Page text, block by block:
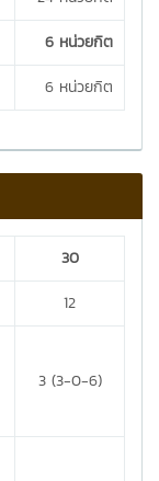
6 หน่วยกิต
6 หน่วยกิต
30
12
3 (3-0-6)